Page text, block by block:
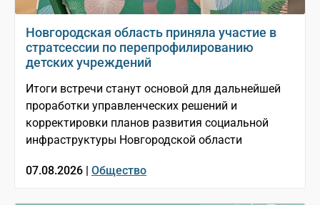
Новгородская область приняла участие в
стратсессии по перепрофилированию
детских учреждений
Итоги встречи станут основой для дальнейшей
проработки управленческих решений и
корректировки планов развития социальной
инфраструктуры Новгородской области
07.08.2026 | Общество